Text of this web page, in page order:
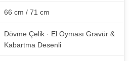
66 cm / 71 cm
Dövme Çelik · El Oyması Gravür &
Kabartma Desenli